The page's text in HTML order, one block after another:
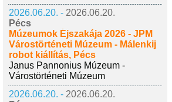
2026.06.20. - 2026.06.20.
Pécs
Múzeumok Éjszakája 2026 - JPM
Várostörténeti Múzeum - Málenkij
robot kiállítás, Pécs
Janus Pannonius Múzeum -
Várostörténeti Múzeum
2026.06.20. - 2026.06.20.